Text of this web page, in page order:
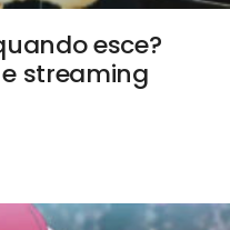
esce?
streaming